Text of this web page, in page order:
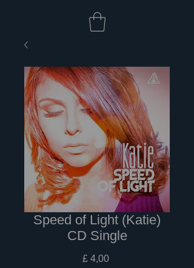
Speed of Light (Katie)
CD Single
£ 4,00Prijs